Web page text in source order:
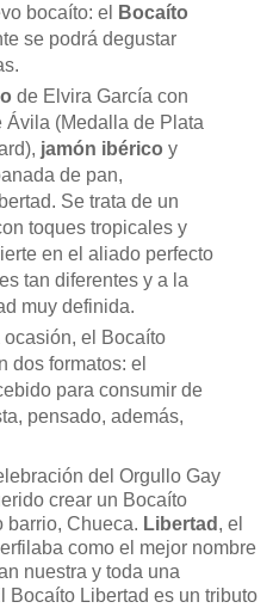
bocaíto: el
Bocaíto
se podrá degustar
de Elvira García con
Ávila (Medalla de Plata
jamón ibérico y
de pan,
Se trata de un
toques tropicales y
en el aliado perfecto
tan diferentes y a la
muy definida.
el Bocaíto
dos formatos: el
para consumir de
pensado, además,
del Orgullo Gay
crear un Bocaíto
barrio, Chueca. Libertad , el
como el mejor nombre
nuestra y toda una
Bocaíto Libertad es un tributo